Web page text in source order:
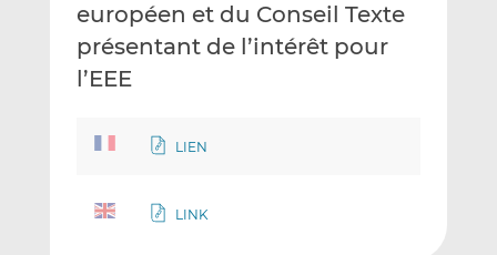
européen et du Conseil Texte
présentant de l’intérêt pour
l’EEE
LIEN
LINK